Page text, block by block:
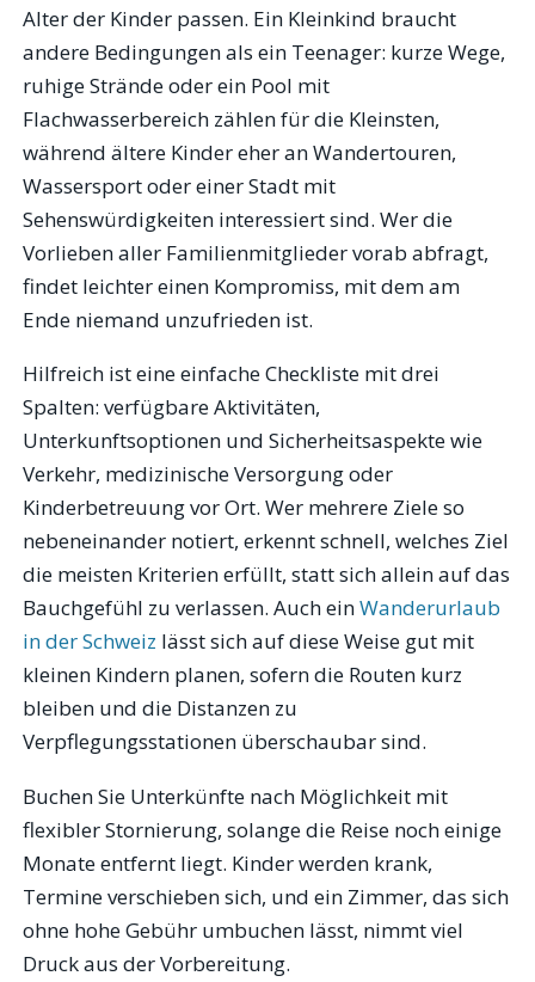
Alter der Kinder passen. Ein Kleinkind braucht
andere Bedingungen als ein Teenager: kurze Wege,
ruhige Strände oder ein Pool mit
Flachwasserbereich zählen für die Kleinsten,
während ältere Kinder eher an Wandertouren,
Wassersport oder einer Stadt mit
Sehenswürdigkeiten interessiert sind. Wer die
Vorlieben aller Familienmitglieder vorab abfragt,
findet leichter einen Kompromiss, mit dem am
Ende niemand unzufrieden ist.
Hilfreich ist eine einfache Checkliste mit drei
Spalten: verfügbare Aktivitäten,
Unterkunftsoptionen und Sicherheitsaspekte wie
Verkehr, medizinische Versorgung oder
Kinderbetreuung vor Ort. Wer mehrere Ziele so
nebeneinander notiert, erkennt schnell, welches Ziel
die meisten Kriterien erfüllt, statt sich allein auf das
Bauchgefühl zu verlassen. Auch einWanderurlaub
in der Schweiz lässt sich auf diese Weise gut mit
kleinen Kindern planen, sofern die Routen kurz
bleiben und die Distanzen zu
Verpflegungsstationen überschaubar sind.
Buchen Sie Unterkünfte nach Möglichkeit mit
flexibler Stornierung, solange die Reise noch einige
Monate entfernt liegt. Kinder werden krank,
Termine verschieben sich, und ein Zimmer, das sich
ohne hohe Gebühr umbuchen lässt, nimmt viel
Druck aus der Vorbereitung.